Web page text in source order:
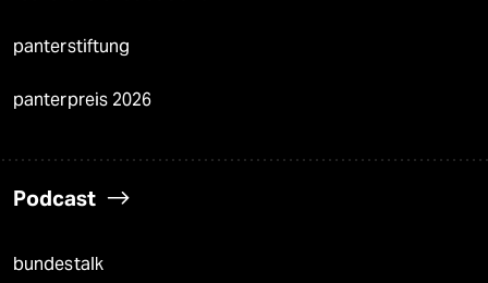
panterstiftung
panterpreis 2026
Podcast
bundestalk